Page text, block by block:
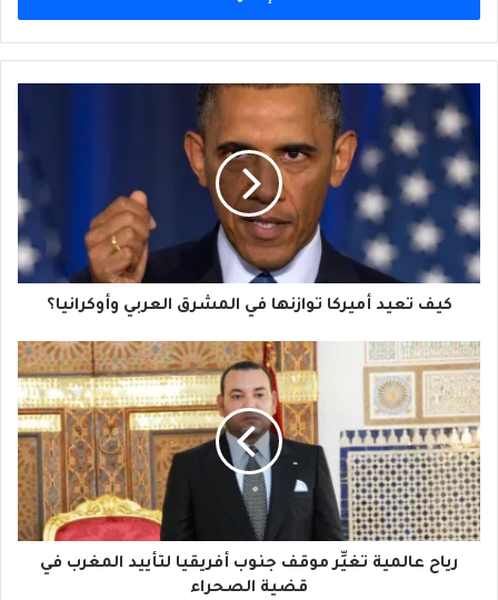
تعيد
أميركا
توازنها
في
المشرق
العربي
وأوكرانيا؟
كيف تعيد أميركا توازنها في المشرق العربي وأوكرانيا؟
رياح
عالمية
تغيِّر
موقف
جنوب
أفريقيا
لتأييد
المغرب
في
قضيةرياح عالمية تغيِّر موقف جنوب أفريقيا لتأييد المغرب في
قضية الصحراء